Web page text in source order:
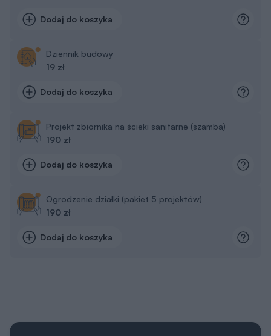
Dodaj do koszyka
Dziennik budowy
19 zł
Dodaj do koszyka
Projekt zbiornika na ścieki sanitarne (szamba)
190 zł
Dodaj do koszyka
Ogrodzenie działki (pakiet 5 projektów)
190 zł
Dodaj do koszyka